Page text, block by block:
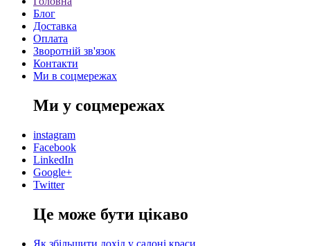
Блог
Доставка
Оплата
Зворотній зв'язок
Контакти
Ми в соцмережах
Ми у соцмережах
instagram
Facebook
LinkedIn
Google+
Twitter
Це може бути цікаво
Як збільшити дохід у салоні краси